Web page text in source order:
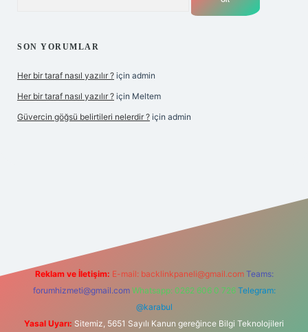
SON YORUMLAR
Her bir taraf nasıl yazılır ? için admin
Her bir taraf nasıl yazılır ? için Meltem
Güvercin göğsü belirtileri nelerdir ? için admin
Reklam ve İletişim: E-mail: backlinkpaneli@gmail.com Teams:
forumhizmeti@gmail.com Whatsapp: 0262 606 0 726 Telegram:
@karabul
Yasal Uyarı: Sitemiz, 5651 Sayılı Kanun gereğince Bilgi Teknolojileri